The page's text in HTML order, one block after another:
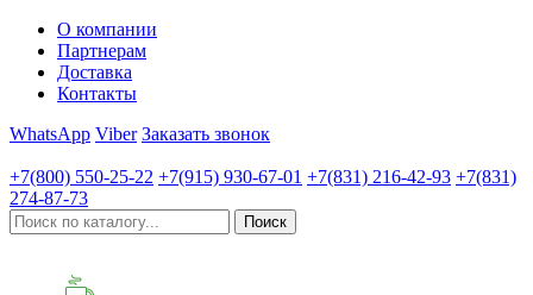
О компании
Партнерам
Доставка
Контакты
WhatsApp Viber Заказать звонок
+7(800) 550-25-22 +7(915) 930-67-01 +7(831) 216-42-93 +7(831)
274-87-73